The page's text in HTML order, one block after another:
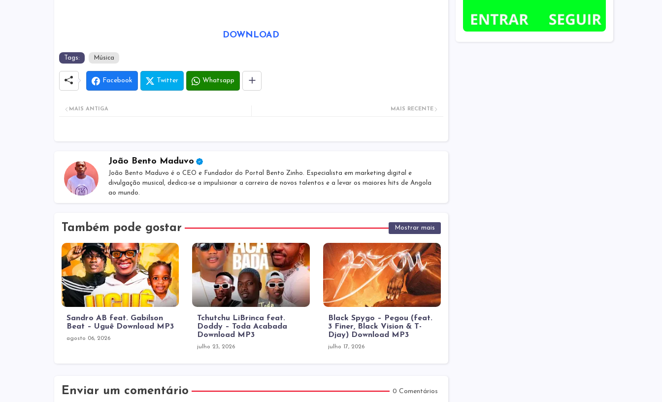
DOWNLOAD
Tags: Música
Facebook Twitter Whatsapp
MAIS RECENTE
MAIS ANTIGA
João Bento Maduvo
João Bento Maduvo é o CEO e Fundador do Portal Bento Zinho. Especialista em marketing digital e
divulgação musical, dedica-se a impulsionar a carreira de novos talentos e a levar os maiores hits de Angola
ao mundo.
Também pode gostar Mostrar mais
Sandro AB feat. Gabilson
Beat – Uguê Download MP3
agosto 06, 2026
Tchutchu LiBrinca feat.
Doddy – Toda Acabada
Download MP3
julho 23, 2026
Black Spygo – Pegou (feat.
3 Finer, Black Vision & T-
Djay) Download MP3
julho 17, 2026
Enviar um comentário 0 Comentários